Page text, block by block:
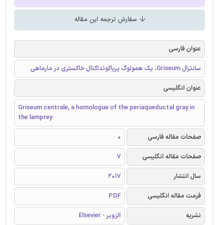
سفارش ترجمه این مقاله
عنوان فارسی
سانترال Griseum، یک همولوگ پریاکوئداکتال خاکستری در مارماهی
عنوان انگلیسی
Griseum centrale, a homologue of the periaqueductal gray in
the lamprey
صفحات مقاله فارسی
0
صفحات مقاله انگلیسی
7
سال انتشار
2017
فرمت مقاله انگلیسی
PDF
نشریه
الزویر - Elsevier